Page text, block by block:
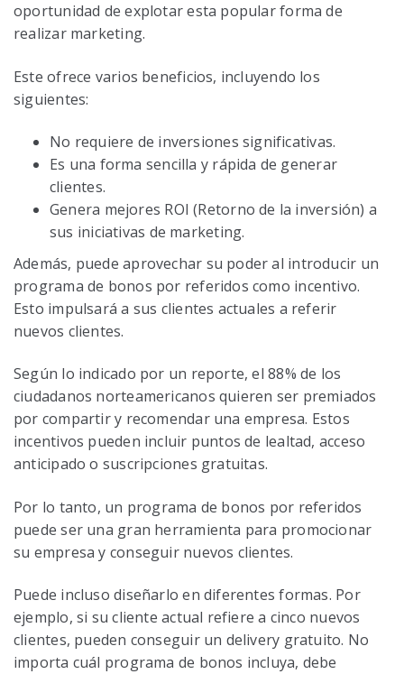
oportunidad de explotar esta popular forma de
realizar marketing.
Este ofrece varios beneficios, incluyendo los
siguientes:
No requiere de inversiones significativas.
Es una forma sencilla y rápida de generar
clientes.
Genera mejores ROI (Retorno de la inversión) a
sus iniciativas de marketing.
Además, puede aprovechar su poder al introducir un
programa de bonos por referidos como incentivo.
Esto impulsará a sus clientes actuales a referir
nuevos clientes.
Según lo indicado por un reporte, el 88% de los
ciudadanos norteamericanos quieren ser premiados
por compartir y recomendar una empresa. Estos
incentivos pueden incluir puntos de lealtad, acceso
anticipado o suscripciones gratuitas.
Por lo tanto, un programa de bonos por referidos
puede ser una gran herramienta para promocionar
su empresa y conseguir nuevos clientes.
Puede incluso diseñarlo en diferentes formas. Por
ejemplo, si su cliente actual refiere a cinco nuevos
clientes, pueden conseguir un delivery gratuito. No
importa cuál programa de bonos incluya, debe